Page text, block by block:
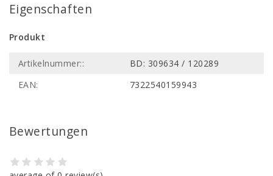
Eigenschaften
Produkt
Artikelnummer::
BD: 309634 / 120289
EAN:
7322540159943
Bewertungen